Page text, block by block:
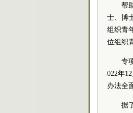
帮
士、博
组织青
位组织
专
022年
办法全
据